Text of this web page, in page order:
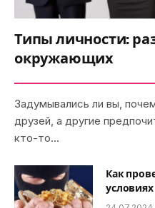
Типы личности:
окружающих
Задумывались ли вы,
друзей, а другие
кто-то…
Как
условиях